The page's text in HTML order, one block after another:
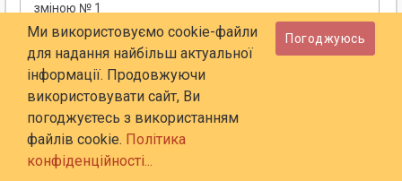
зміною № 1
ДСТУ-Н Б В.2.3-32:2016 Настанова з улаштування
земляного полотна автомобільних доріг
ДСТУ Б В.2.7-305:2015 Суміші бітумомінеральні
дорожні. Загальні технічні умови
ДСТУ Б В.2.3-30:2015 Автомобільні дороги загального
користування з трьома смугами руху. Загальні технічні
Ми використовуємо cookie-файли
для надання найбільш актуальної
інформації. Продовжуючи
використовувати сайт, Ви
погоджуєтесь з використанням
файлів cookie. Політика
конфіденційності...
Погоджуюсь